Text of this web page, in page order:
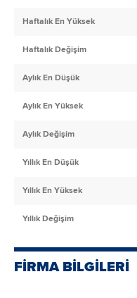
Haftalık En Yüksek
Haftalık Değişim
Aylık En Düşük
Aylık En Yüksek
Aylık Değişim
Yıllık En Düşük
Yıllık En Yüksek
Yıllık Değişim
FİRMA BİLGİLERİ